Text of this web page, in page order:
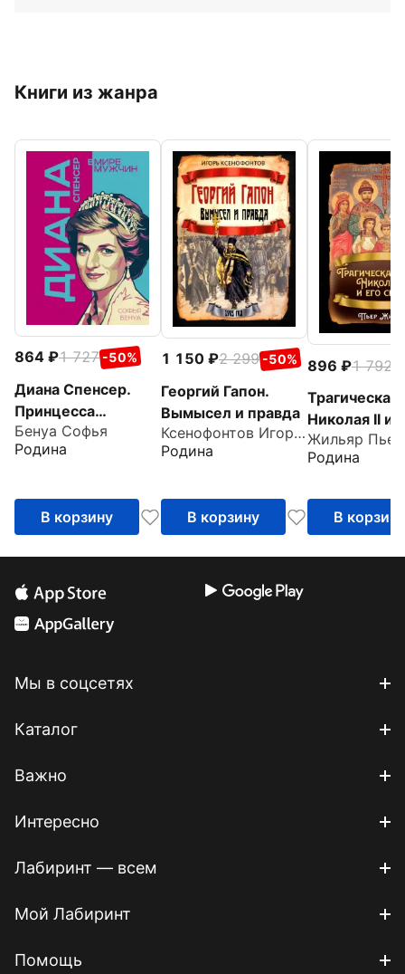
Книги из жанра
864 1 727 -50%
Диана Спенсер.
Принцесса
людских сердец
Бенуа Софья
Родина
В корзину
1 150 2 299 -50%
Георгий Гапон.
Вымысел и правда
Ксенофонтов Игорь Николаевич
Родина
В корзину
896 1 792
Трагическая
Николая II и
семьи
Жильяр Пьер
Родина
В корзину
Мы в соцсетях
Каталог
Важно
Интересно
Лабиринт — всем
Мой Лабиринт
Помощь